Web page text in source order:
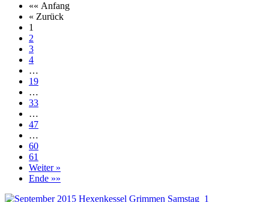
«« Anfang
« Zurück
1
2
3
4
…
19
…
33
…
47
…
60
61
Weiter »
Ende »»